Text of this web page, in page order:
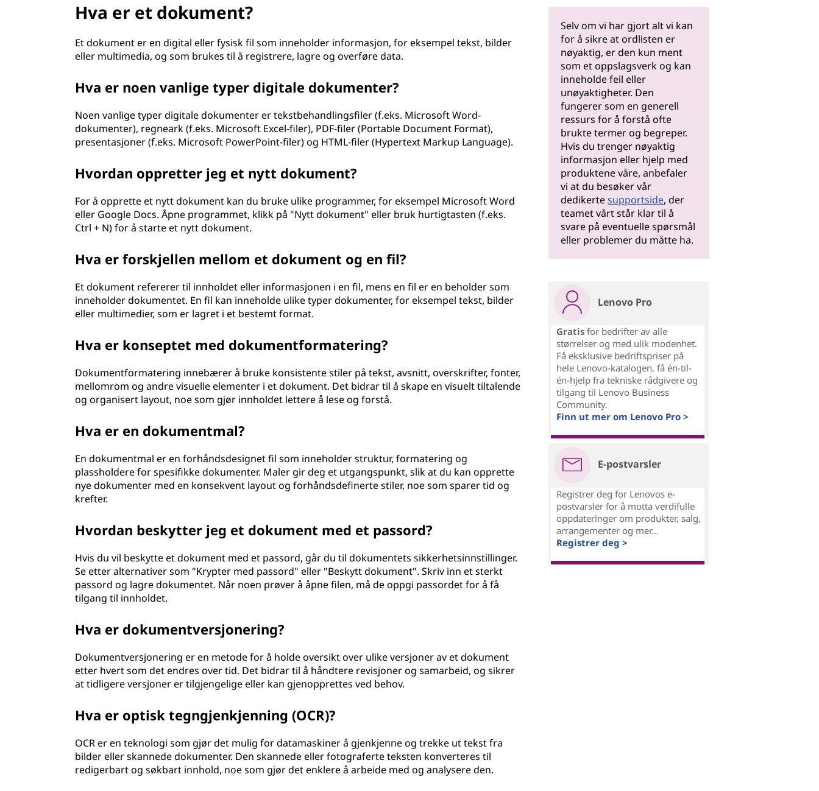
Hva er et dokument?
Et dokument er en digital eller fysisk fil som inneholder informasjon, for eksempel tekst, bilder
eller multimedia, og som brukes til å registrere, lagre og overføre data.
Hva er noen vanlige typer digitale dokumenter?
Noen vanlige typer digitale dokumenter er tekstbehandlingsfiler (f.eks. Microsoft Word-
dokumenter), regneark (f.eks. Microsoft Excel-filer), PDF-filer (Portable Document Format),
presentasjoner (f.eks. Microsoft PowerPoint-filer) og HTML-filer (Hypertext Markup Language).
Hvordan oppretter jeg et nytt dokument?
For å opprette et nytt dokument kan du bruke ulike programmer, for eksempel Microsoft Word
eller Google Docs. Åpne programmet, klikk på "Nytt dokument" eller bruk hurtigtasten (f.eks.
Ctrl + N) for å starte et nytt dokument.
Hva er forskjellen mellom et dokument og en fil?
Et dokument refererer til innholdet eller informasjonen i en fil, mens en fil er en beholder som
inneholder dokumentet. En fil kan inneholde ulike typer dokumenter, for eksempel tekst, bilder
eller multimedier, som er lagret i et bestemt format.
Hva er konseptet med dokumentformatering?
Dokumentformatering innebærer å bruke konsistente stiler på tekst, avsnitt, overskrifter, fonter,
mellomrom og andre visuelle elementer i et dokument. Det bidrar til å skape en visuelt tiltalende
og organisert layout, noe som gjør innholdet lettere å lese og forstå.
Hva er en dokumentmal?
En dokumentmal er en forhåndsdesignet fil som inneholder struktur, formatering og
plassholdere for spesifikke dokumenter. Maler gir deg et utgangspunkt, slik at du kan opprette
nye dokumenter med en konsekvent layout og forhåndsdefinerte stiler, noe som sparer tid og
krefter.
Hvordan beskytter jeg et dokument med et passord?
Hvis du vil beskytte et dokument med et passord, går du til dokumentets sikkerhetsinnstillinger.
Se etter alternativer som "Krypter med passord" eller "Beskytt dokument". Skriv inn et sterkt
passord og lagre dokumentet. Når noen prøver å åpne filen, må de oppgi passordet for å få
tilgang til innholdet.
Hva er dokumentversjonering?
Dokumentversjonering er en metode for å holde oversikt over ulike versjoner av et dokument
etter hvert som det endres over tid. Det bidrar til å håndtere revisjoner og samarbeid, og sikrer
at tidligere versjoner er tilgjengelige eller kan gjenopprettes ved behov.
Hva er optisk tegngjenkjenning (OCR)?
OCR er en teknologi som gjør det mulig for datamaskiner å gjenkjenne og trekke ut tekst fra
bilder eller skannede dokumenter. Den skannede eller fotograferte teksten konverteres til
redigerbart og søkbart innhold, noe som gjør det enklere å arbeide med og analysere den.
Selv om vi har gjort alt vi kan
for å sikre at ordlisten er
nøyaktig, er den kun ment
som et oppslagsverk og kan
inneholde feil eller
unøyaktigheter. Den
fungerer som en generell
ressurs for å forstå ofte
brukte termer og begreper.
Hvis du trenger nøyaktig
informasjon eller hjelp med
produktene våre, anbefaler
vi at du besøker vår
dedikertesupportside, der
teamet vårt står klar til å
svare på eventuelle spørsmål
eller problemer du måtte ha.
Lenovo Pro
Gratis for bedrifter av alle
størrelser og med ulik modenhet.
Få eksklusive bedriftspriser på
hele Lenovo-katalogen, få én-til-
én-hjelp fra tekniske rådgivere og
tilgang til Lenovo Business
Community.
Finn ut mer om Lenovo Pro >
E-postvarsler
Registrer deg for Lenovos e-
postvarsler for å motta verdifulle
oppdateringer om produkter, salg,
arrangementer og mer...
Registrer deg >